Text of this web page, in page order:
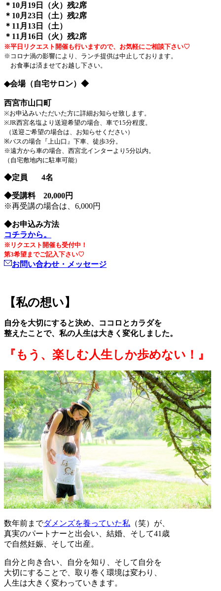
＊10月19日（火）残2席
＊10月23日（土）残2席
＊11月13日（土）
＊11月16日（火）残2席
※平日リクエスト開催も行いますので、お気軽にご相談下さい♡
※コロナ渦の影響により、ランチ提供は中止しております。
お食事は済ませてお越し下さい。
◆会場（自宅サロン）◆
西宮市山口町
※お申込みいただいた方に詳細お知らせ致します。
※JR西宮名塩より送迎希望の場合、車で15分程度。
（送迎ご希望の場合は、お知らせください）
※バスの場合『上山口』下車、徒歩3分。
※遠方から車の場合、西宮北インターより5分以内。
（自宅敷地内に駐車可能）
◆定員 4名
◆受講料 20,000円
※再受講の場合は、6,000円
◆お申込み方法
コチラから。
※リクエスト開催も受付中！
第3希望までご記入下さい♡
お問い合わせ・メッセージ
【私の想い】
自分を大切にすると決め、ココロとカラダを
整えたことで、私の人生は大きく変化しました。
『もう、 楽しむ人生しか歩めない！ 』
数年前までダメンズを養っていた私 （笑）が、
真実のパートナーと出会い、結婚、そして41歳
で自然妊娠、そして出産。
自分と向き合い、自分を知り、そして自分を
大切にすることで、取り巻く環境は変わり、
人生は大きく変わっていきます。